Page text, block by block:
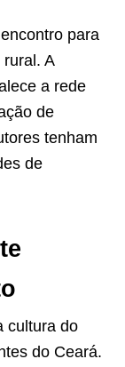
para
A
a rede
de
tenham
de
cultura do
do Ceará.